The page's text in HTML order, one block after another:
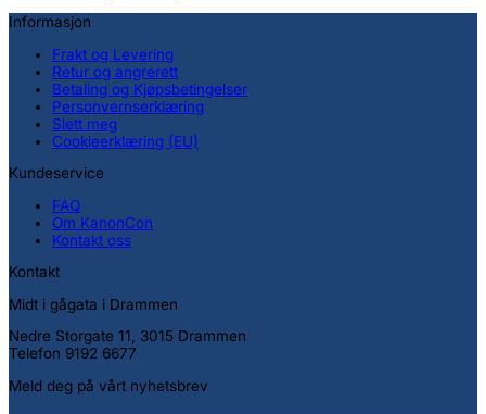
Informasjon
Frakt og Levering
Retur og angrerett
Betaling og Kjøpsbetingelser
Personvernserklæring
Slett meg
Cookieerklæring (EU)
Kundeservice
FAQ
Om KanonCon
Kontakt oss
Kontakt
Midt i gågata i Drammen
Nedre Storgate 11, 3015 Drammen
Telefon 9192 6677
Meld deg på vårt nyhetsbrev